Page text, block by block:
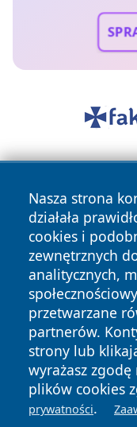
Nasza strona
działała
cookies i
zewnętrznych
analitycznych,
przetwarzane
partnerów.
strony lub
wyrażasz
plików cookies
prywatności.
Copyright © 2026
zastrzeżone.
News Autorzy